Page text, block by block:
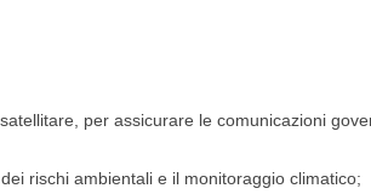
per assicurare le comunicazioni
rischi ambientali e il monitoraggio climatico;